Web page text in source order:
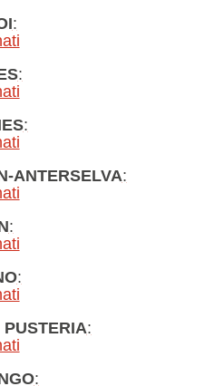
:
:
:
ANTERSELVA:
:
:
PUSTERIA:
: